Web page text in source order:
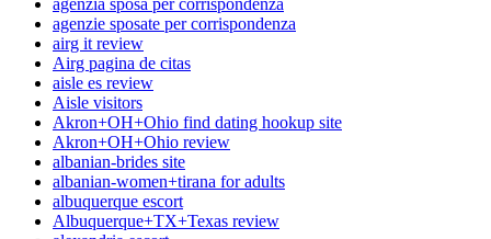
agenzie sposate per corrispondenza
airg it review
Airg pagina de citas
aisle es review
Aisle visitors
Akron+OH+Ohio find dating hookup site
Akron+OH+Ohio review
albanian-brides site
albanian-women+tirana for adults
albuquerque escort
Albuquerque+TX+Texas review